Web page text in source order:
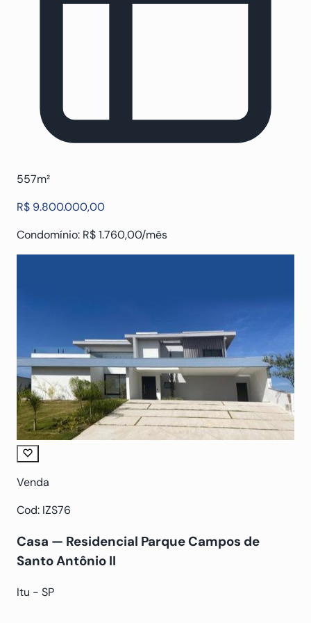
557m²
R$ 9.800.000,00
Condomínio: R$ 1.760,00/mês
Venda
Cod: IZS76
Casa — Residencial Parque Campos de
Santo Antônio II
Itu - SP